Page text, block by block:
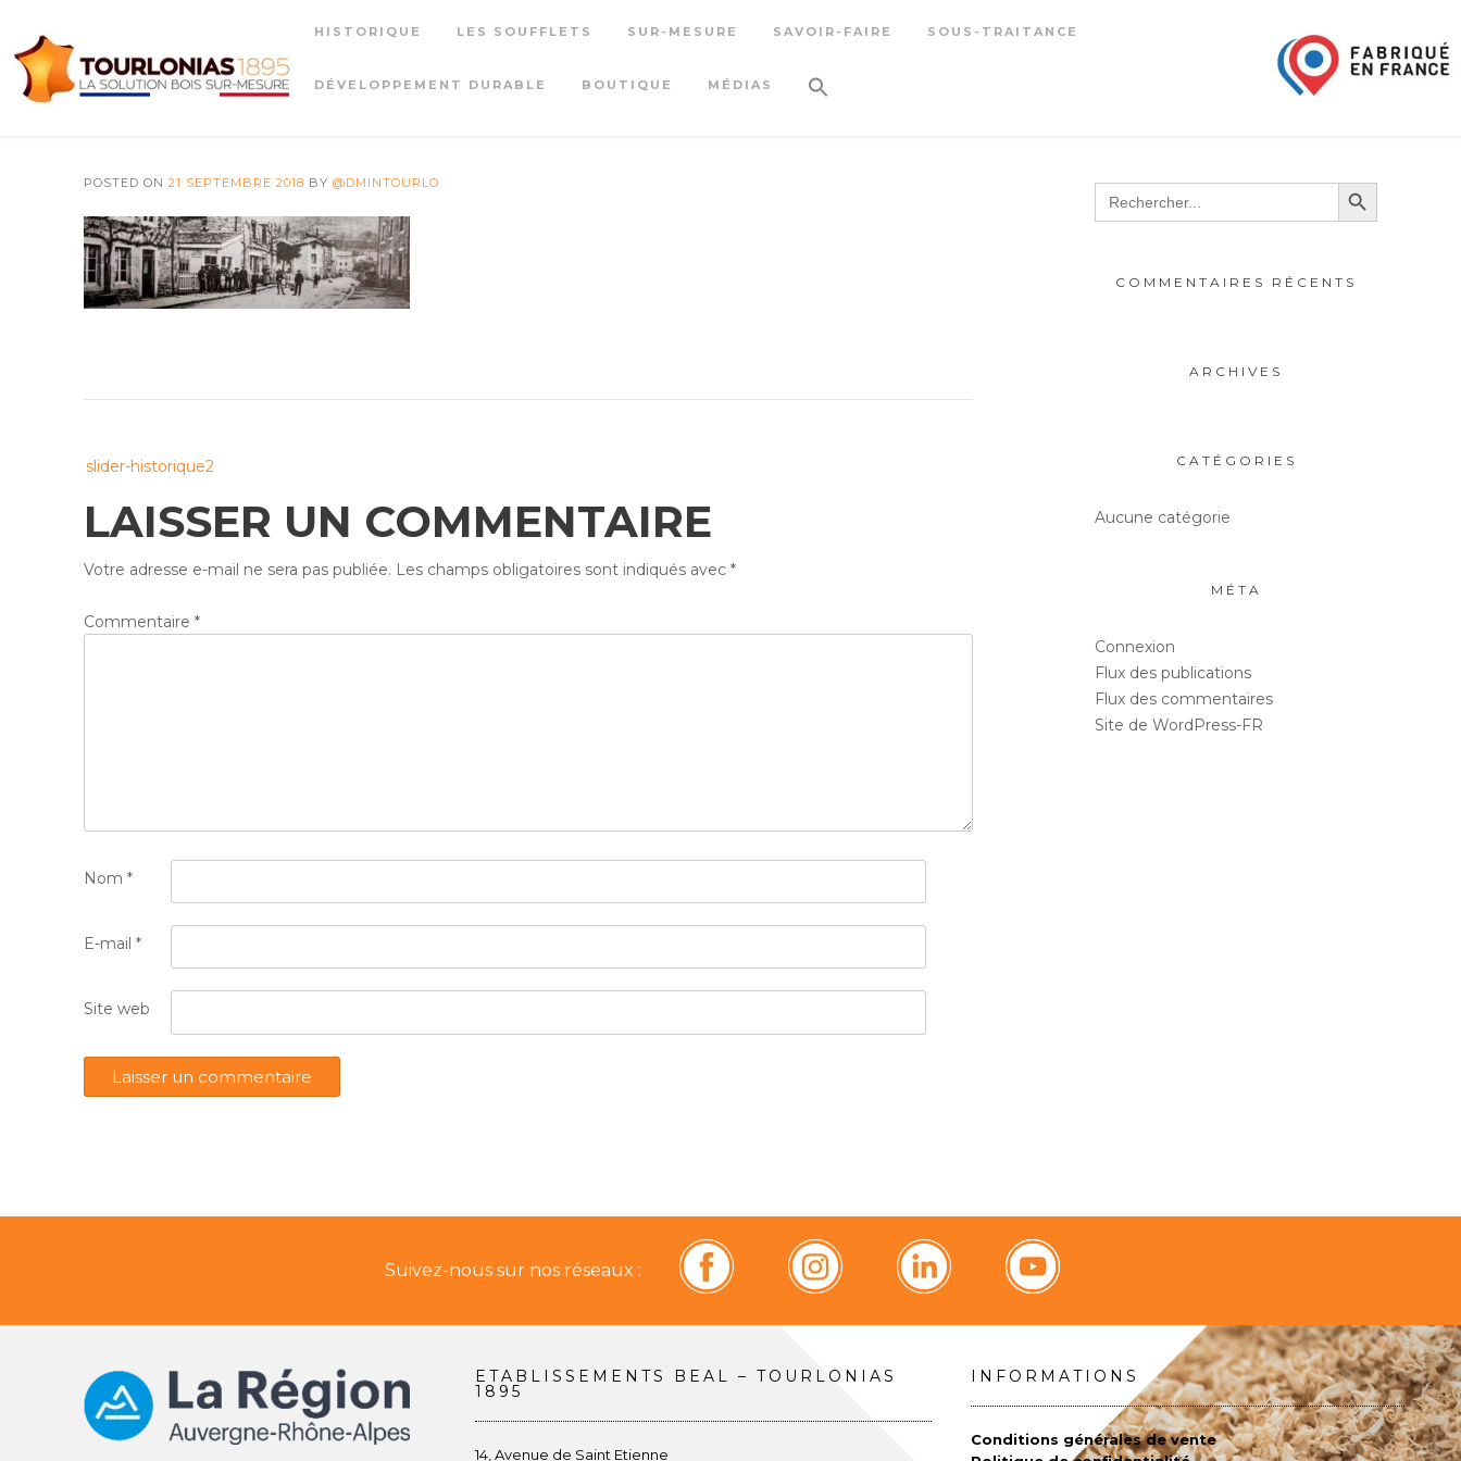
content
HISTORIQUE LES SOUFFLETS SUR-MESURE SAVOIR-FAIRE SOUS-TRAITANCE
DÉVELOPPEMENT DURABLE BOUTIQUE MÉDIAS
POSTED ON 21 SEPTEMBRE 2018 BY @DMINTOURLO
navigation
slider-historique2
LAISSER UN COMMENTAIRE
Votre adresse e-mail ne sera pas publiée. Les champs obligatoires sont indiqués avec *
Commentaire *
Nom *
E-mail *
Site web
Search
for:
Search Button
COMMENTAIRES RÉCENTS
ARCHIVES
CATÉGORIES
Aucune catégorie
MÉTA
Connexion
Flux des publications
Flux des commentaires
Site de WordPress-FR
Suivez-nous sur nos réseaux :
ETABLISSEMENTS BEAL – TOURLONIAS
1895
14, Avenue de Saint Etienne
INFORMATIONS
Conditions générales de vente